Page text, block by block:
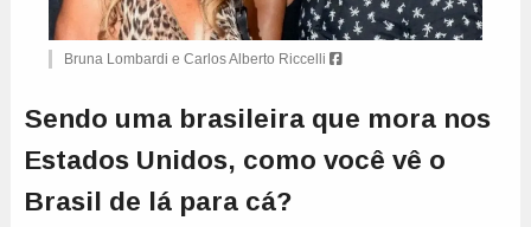
Bruna Lombardi e Carlos Alberto Riccelli
Sendo uma brasileira que mora nos
Estados Unidos, como você vê o
Brasil de lá para cá?